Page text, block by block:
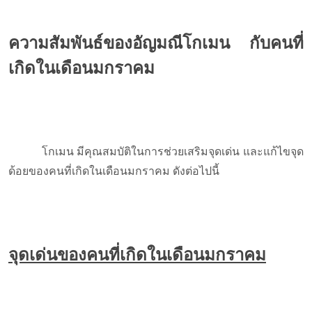
ความสัมพันธ์ของอัญมณีโกเมน กับคนที่
เกิดในเดือนมกราคม
โกเมน มีคุณสมบัติในการช่วยเสริมจุดเด่น และแก้ไขจุด
ด้อยของคนที่เกิดในเดือนมกราคม ดังต่อไปนี้
จุดเด่นของคนที่เกิดในเดือนมกราคม